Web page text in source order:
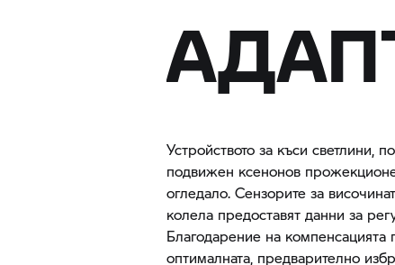
Устройството за къси светлини,
подвижен ксенонов
огледало. Сензорите за
колела предоставят данни за
Благодарение на компенсацията
оптималната, предварително